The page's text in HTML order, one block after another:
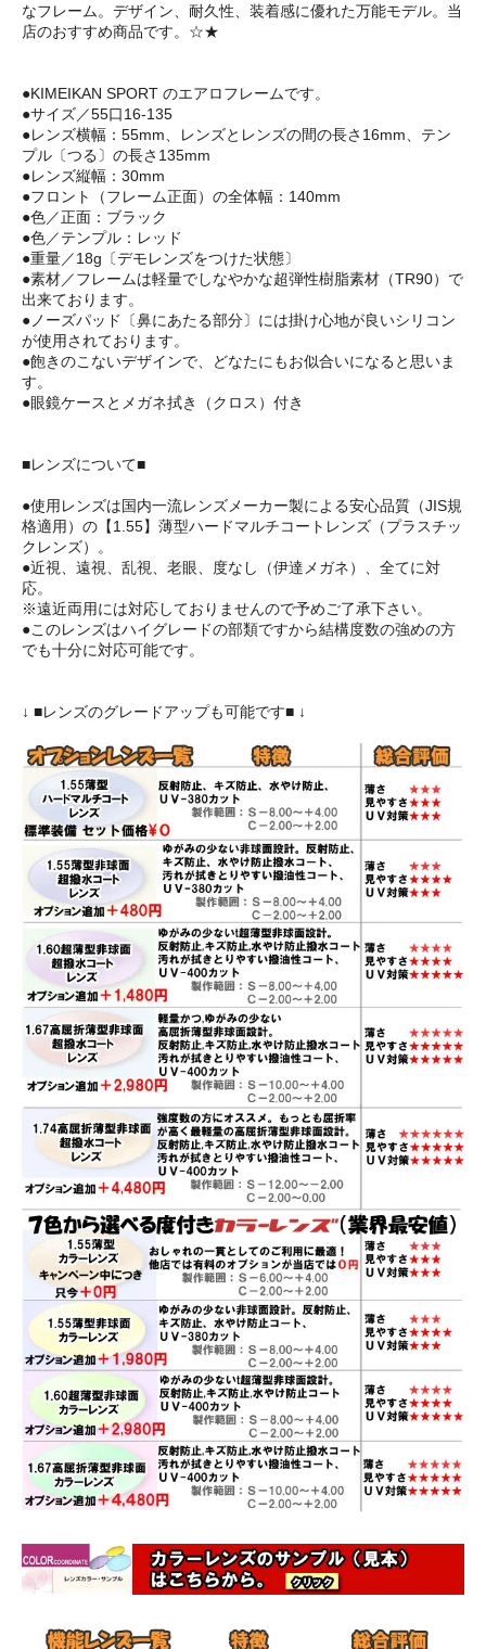
なフレーム。デザイン、耐久性、装着感に優れた万能モデル。当
店のおすすめ商品です。☆★
●KIMEIKAN SPORT のエアロフレームです。
●サイズ／55口16-135
●レンズ横幅：55mm、レンズとレンズの間の長さ16mm、テン
プル〔つる〕の長さ135mm
●レンズ縦幅：30mm
●フロント（フレーム正面）の全体幅：140mm
●色／正面：ブラック
●色／テンプル：レッド
●重量／18g〔デモレンズをつけた状態〕
●素材／フレームは軽量でしなやかな超弾性樹脂素材（TR90）で
出来ております。
●ノーズパッド〔鼻にあたる部分〕には掛け心地が良いシリコン
が使用されております。
●飽きのこないデザインで、どなたにもお似合いになると思いま
す。
●眼鏡ケースとメガネ拭き（クロス）付き
■レンズについて■
●使用レンズは国内一流レンズメーカー製による安心品質（JIS規
格適用）の【1.55】薄型ハードマルチコートレンズ（プラスチッ
クレンズ）。
●近視、遠視、乱視、老眼、度なし（伊達メガネ）、全てに対
応。
※遠近両用には対応しておりませんので予めご了承下さい。
●このレンズはハイグレードの部類ですから結構度数の強めの方
でも十分に対応可能です。
↓ ■レンズのグレードアップも可能です■ ↓